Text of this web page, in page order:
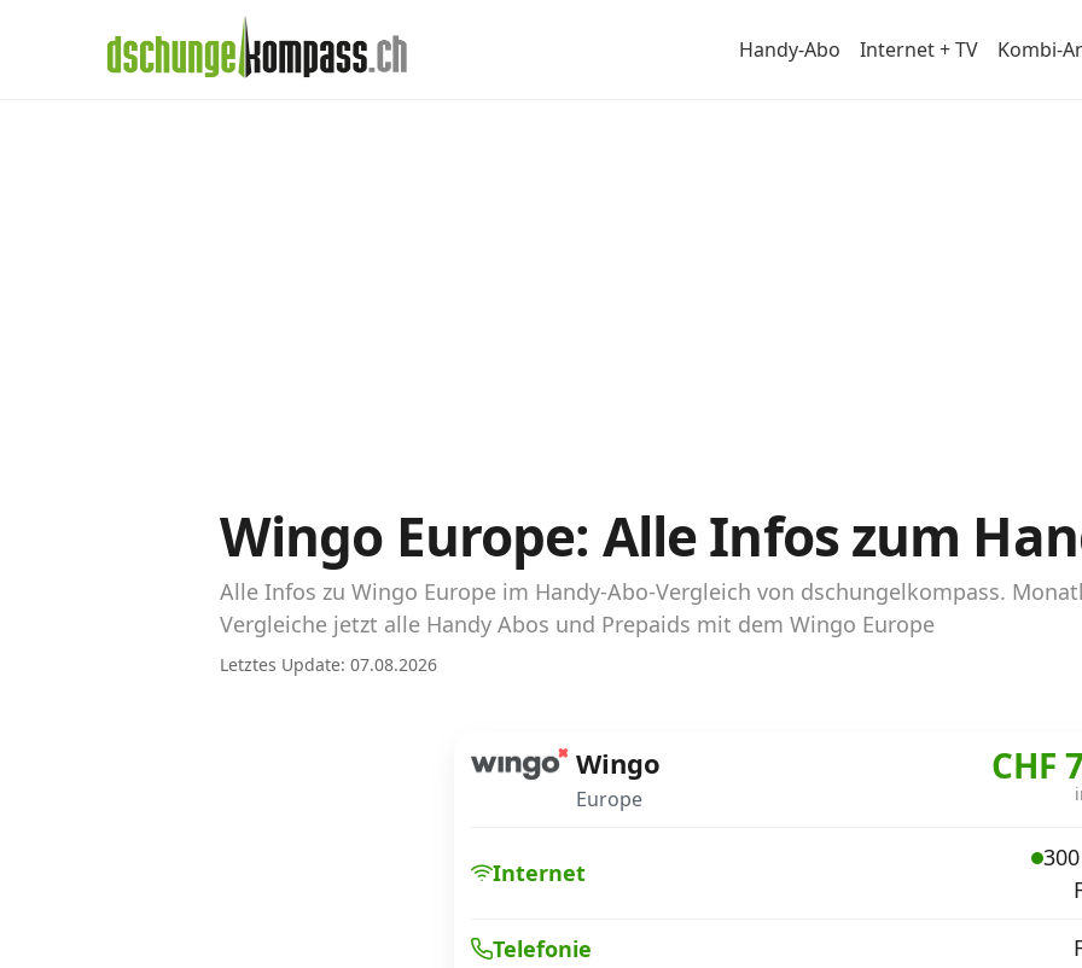
Handy-Abo Internet + TV Kombi-
Daten-Abos vergleichen
Abos für Tablets, Hotspots und Smart
Tarifrechner Handy-Abo
Der gute alte Tarifrechner im neuen Design
Wingo Europe: Alle Infos zum
Alle Infos zu Wingo Europe im Handy-Abo-Vergleich von dschungelkompass.
Vergleiche jetzt alle Handy Abos und Prepaids mit dem Wingo Europe
Letztes Update: 07.08.2026
Wingo
Europe
CHF
Internet
Telefonie